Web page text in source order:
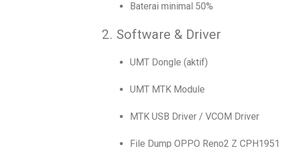
Baterai minimal 50%
2. Software & Driver
UMT Dongle (aktif)
UMT MTK Module
MTK USB Driver / VCOM Driver
File Dump OPPO Reno2 Z CPH1951